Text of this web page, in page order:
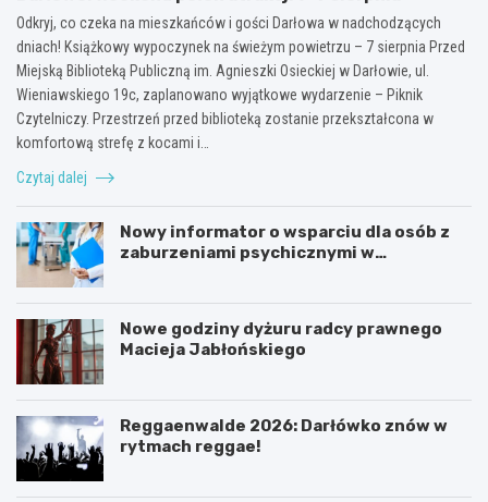
Odkryj, co czeka na mieszkańców i gości Darłowa w nadchodzących
dniach! Książkowy wypoczynek na świeżym powietrzu – 7 sierpnia Przed
Miejską Biblioteką Publiczną im. Agnieszki Osieckiej w Darłowie, ul.
Wieniawskiego 19c, zaplanowano wyjątkowe wydarzenie – Piknik
Czytelniczy. Przestrzeń przed biblioteką zostanie przekształcona w
komfortową strefę z kocami i…
Czytaj dalej
Nowy informator o wsparciu dla osób z
zaburzeniami psychicznymi w
Nowe godziny dyżuru radcy prawnego
Macieja Jabłońskiego
Reggaenwalde 2026: Darłówko znów w
rytmach reggae!